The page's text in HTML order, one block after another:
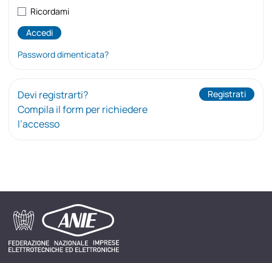
Ricordami
Password dimenticata?
Devi registrarti?
Compila il form per richiedere
l’accesso
Registrati